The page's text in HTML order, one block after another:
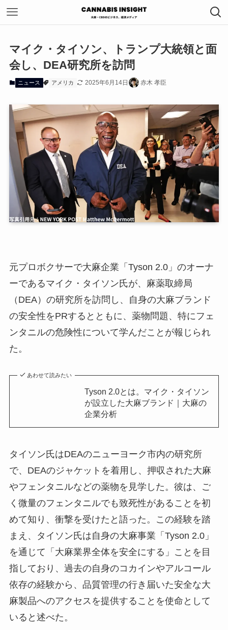
マイク・タイソン、トランプ大統領と面
会し、DEA研究所を訪問
ニュース アメリカ 2025年6月14日 赤木 孝臣
元プロボクサーで大麻企業「Tyson 2.0」のオーナ
ーであるマイク・タイソン氏が、麻薬取締局
（DEA）の研究所を訪問し、自身の大麻ブランド
の安全性をPRするとともに、薬物問題、特にフェ
ンタニルの危険性について学んだことが報じられ
た。
あわせて読みたい
Tyson 2.0とは。マイク・タイソン
が設立した大麻ブランド｜大麻の
企業分析
タイソン氏はDEAのニューヨーク市内の研究所
で、DEAのジャケットを着用し、押収された大麻
やフェンタニルなどの薬物を見学した。彼は、ご
く微量のフェンタニルでも致死性があることを初
めて知り、衝撃を受けたと語った。この経験を踏
まえ、タイソン氏は自身の大麻事業「Tyson 2.0」
を通じて「大麻業界全体を安全にする」ことを目
指しており、過去の自身のコカインやアルコール
依存の経験から、品質管理の行き届いた安全な大
麻製品へのアクセスを提供することを使命として
いると述べた。